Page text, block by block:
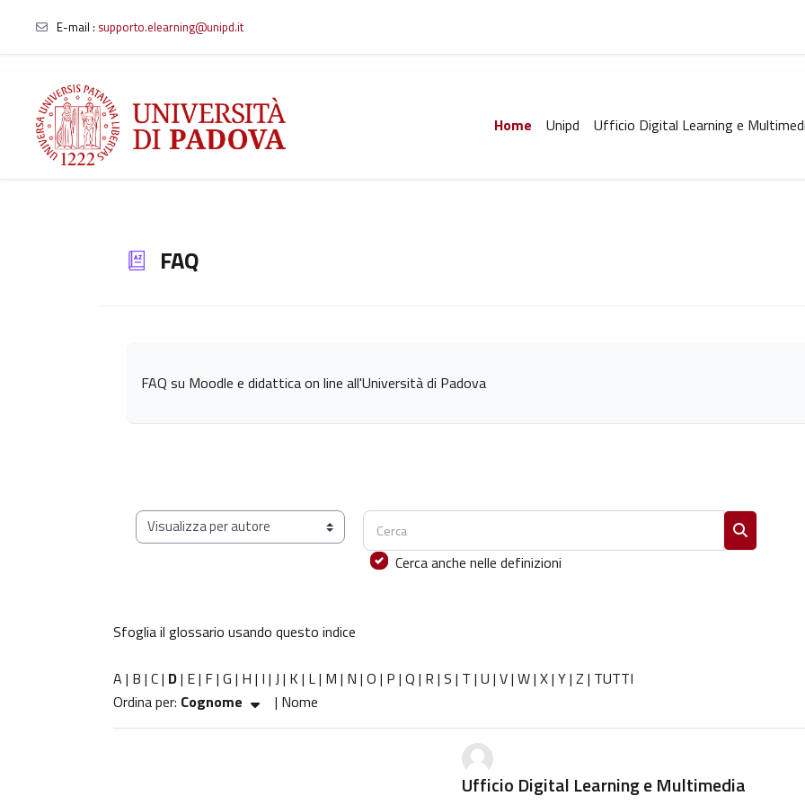
Vai al contenuto principale
E-mail : supporto.elearning@unipd.it
Home Unipd Ufficio Digital Learning e
FAQ
FAQ su Moodle e didattica on line all'Università di Padova
Sfoglia il glossario usando questo indice
Cerca
Cerca
Cerca anche nelle definizioni
Sfoglia il glossario usando questo indice
A | B | C| D| E| F| G | H | I | J | K | L| M | N | O | P | Q | R | S | T | U | V| W| X| Y| Z | TUTTI
Ordinato per Cognome crescente
Ordina per: Cognome | Nome
Ufficio Digital Learning e Multimedia